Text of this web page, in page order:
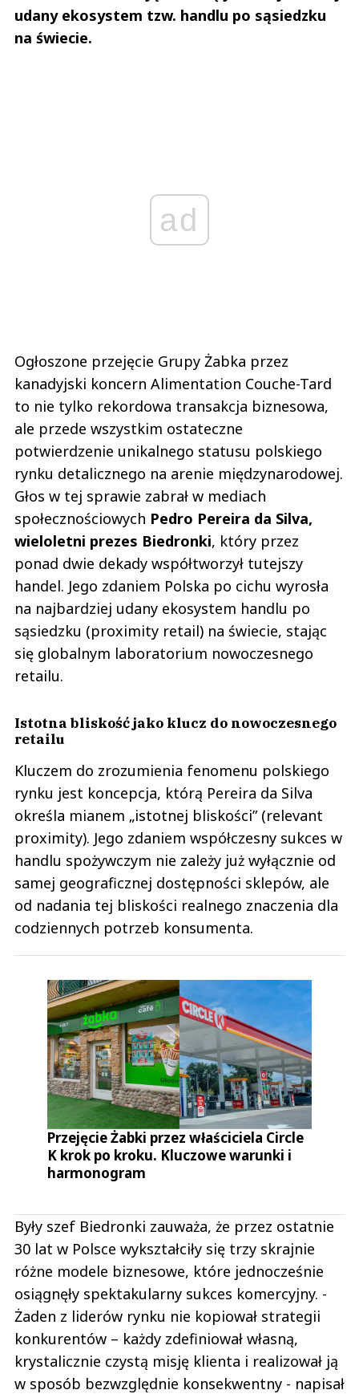
udany ekosystem tzw. handlu po sąsiedzku
na świecie.
ad
Ogłoszone przejęcie Grupy Żabka przez
kanadyjski koncern Alimentation Couche-Tard
to nie tylko rekordowa transakcja biznesowa,
ale przede wszystkim ostateczne
potwierdzenie unikalnego statusu polskiego
rynku detalicznego na arenie międzynarodowej.
Głos w tej sprawie zabrał w mediach
społecznościowych Pedro Pereira da Silva,
wieloletni prezes Biedronki, który przez
ponad dwie dekady współtworzył tutejszy
handel. Jego zdaniem Polska po cichu wyrosła
na najbardziej udany ekosystem handlu po
sąsiedzku (proximity retail) na świecie, stając
się globalnym laboratorium nowoczesnego
retailu.
Istotna bliskość jako klucz do nowoczesnego
retailu
Kluczem do zrozumienia fenomenu polskiego
rynku jest koncepcja, którą Pereira da Silva
określa mianem „istotnej bliskości” (relevant
proximity). Jego zdaniem współczesny sukces w
handlu spożywczym nie zależy już wyłącznie od
samej geograficznej dostępności sklepów, ale
od nadania tej bliskości realnego znaczenia dla
codziennych potrzeb konsumenta.
Przejęcie Żabki przez właściciela Circle
K krok po kroku. Kluczowe warunki i
harmonogram
Były szef Biedronki zauważa, że przez ostatnie
30 lat w Polsce wykształciły się trzy skrajnie
różne modele biznesowe, które jednocześnie
osiągnęły spektakularny sukces komercyjny. -
Żaden z liderów rynku nie kopiował strategii
konkurentów – każdy zdefiniował własną,
krystalicznie czystą misję klienta i realizował ją
w sposób bezwzględnie konsekwentny - napisał